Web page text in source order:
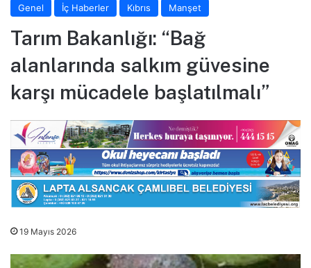
Genel İç Haberler Kıbrıs Manşet
Tarım Bakanlığı: “Bağ
alanlarında salkım güvesine
karşı mücadele başlatılmalı”
19 Mayıs 2026